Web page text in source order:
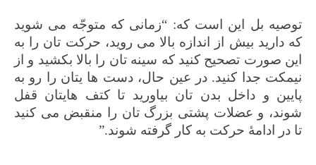
توصیه بل این است که: “زمانی که متوجّه می شوید
که دارید بیش از اندازه بالا می روید، حرکت تان را به
این صورت تصحیح کنید که سینه تان را بالا بکشید و از
نیمکت جدا کنید. در عین حال، دست ها یتان را رو به
پایین و داخل بدن تان بیاورید تا کتف هایتان قفل
شوند، و عضلات پشتی بزرگ تان را منقبض می کنید
تا در ادامۀ حرکت به کار گرفته شوند.”